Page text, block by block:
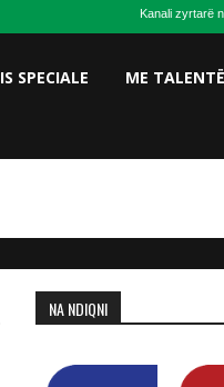
Kanali zyrtarë
IS SPECIALE ME
NA NDIQNI